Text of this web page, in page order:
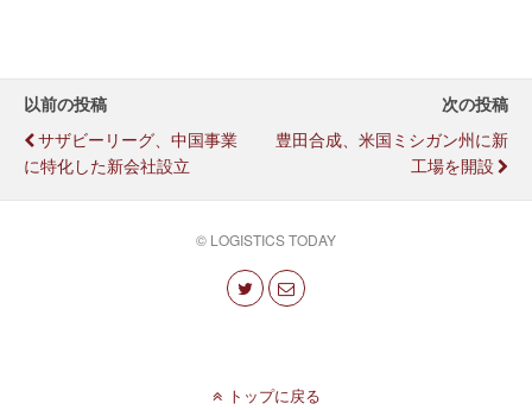
以前の投稿
サザビーリーグ、中国事業
に特化した新会社設立
次の投稿
豊田合成、米国ミシガン州に新
工場を開設
© LOGISTICS TODAY
トップに戻る